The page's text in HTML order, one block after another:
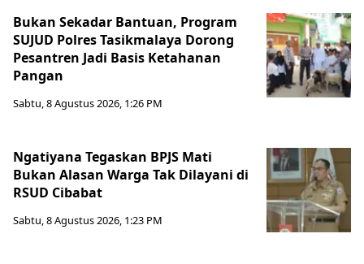
Bukan Sekadar Bantuan, Program
SUJUD Polres Tasikmalaya Dorong
Pesantren Jadi Basis Ketahanan
Pangan
Sabtu, 8 Agustus 2026, 1:26 PM
Ngatiyana Tegaskan BPJS Mati
Bukan Alasan Warga Tak Dilayani di
RSUD Cibabat
Sabtu, 8 Agustus 2026, 1:23 PM